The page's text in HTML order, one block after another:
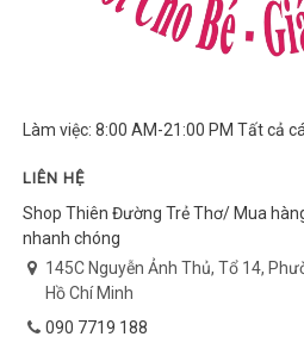
Làm việc: 8:00 AM-21:00 PM Tất cả
LIÊN HỆ
Shop Thiên Đường Trẻ Thơ/ Mua
nhanh chóng
145C Nguyễn Ảnh Thủ, Tổ 14,
Hồ Chí Minh
090 7719 188